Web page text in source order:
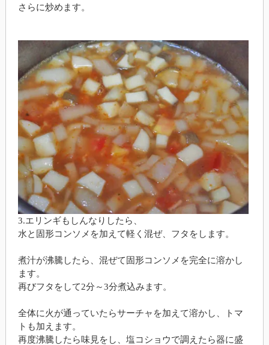
さらに炒めます。
3.エリンギもしんなりしたら、
水と固形コンソメを加えて軽く混ぜ、フタをします。
煮汁が沸騰したら、混ぜて固形コンソメを完全に溶かし
ます。
再びフタをして2分～3分煮込みます。
全体に火が通っていたらサーチャを加えて溶かし、トマ
トも加えます。
再度沸騰したら味見をし、塩コショウで調えたら器に盛